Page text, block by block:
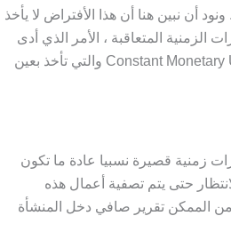
أن نبين هنا أن هذا الأفتراض لا يأخذ
الزمنية المتعاقبة ، الأمر الذي أدى
الي توجيه النقد لهذا الأفتراض والمطالبة بأستخدام وحدة النقود الثابتة للقياس Constant Monetary Unit والتي تأخذ بعين
زمنية قصيرة نسبيا عادة ما تكون
حتى يتم تصفية أعمال هذه
من الممكن تقرير صافي دخل المنشأة